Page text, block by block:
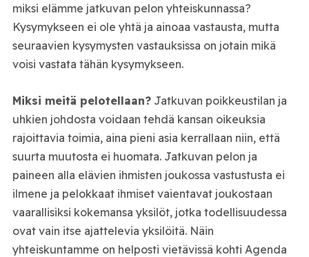
miksi elämme jatkuvan pelon yhteiskunnassa?
Kysymykseen ei ole yhtä ja ainoaa vastausta, mutta
seuraavien kysymysten vastauksissa on jotain mikä
voisi vastata tähän kysymykseen.
Miksi meitä pelotellaan?Jatkuvan poikkeustilan ja
uhkien johdosta voidaan tehdä kansan oikeuksia
rajoittavia toimia, aina pieni asia kerrallaan niin, että
suurta muutosta ei huomata. Jatkuvan pelon ja
paineen alla elävien ihmisten joukossa vastustusta ei
ilmene ja pelokkaat ihmiset vaientavat joukostaan
vaarallisiksi kokemansa yksilöt, jotka todellisuudessa
ovat vain itse ajattelevia yksilöitä. Näin
yhteiskuntamme on helposti vietävissä kohti Agenda